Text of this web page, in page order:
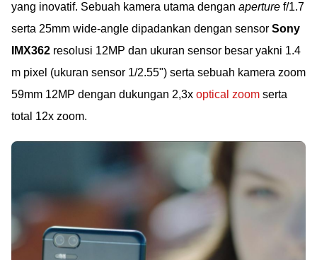
yang inovatif. Sebuah kamera utama dengan aperture f/1.7
serta 25mm wide-angle dipadankan dengan sensor Sony
IMX362 resolusi 12MP dan ukuran sensor besar yakni 1.4
m pixel (ukuran sensor 1/2.55") serta sebuah kamera zoom
59mm 12MP dengan dukungan 2,3x optical zoom serta
total 12x zoom.